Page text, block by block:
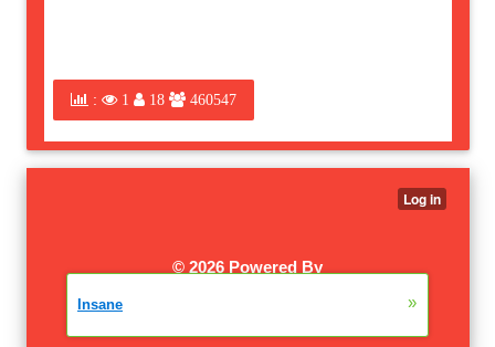
: 1 18 460547
© 2026 Powered By
Insane »